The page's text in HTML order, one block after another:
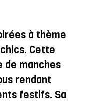
à thème
Cette
de manches
rendant
festifs. Sa